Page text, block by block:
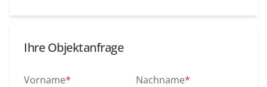
Ihre Objektanfrage
Vorname* Nachname*